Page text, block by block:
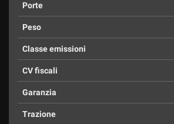
Porte
Peso
Classe emissioni
CV fiscali
Garanzia
Trazione